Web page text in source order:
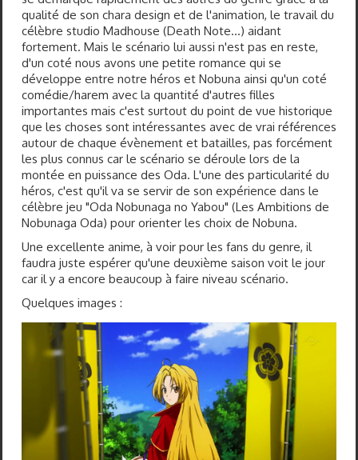
qualité de son chara design et de l'animation, le travail du
célèbre studio Madhouse (Death Note...) aidant
fortement. Mais le scénario lui aussi n'est pas en reste,
d'un coté nous avons une petite romance qui se
développe entre notre héros et Nobuna ainsi qu'un coté
comédie/harem avec la quantité d'autres filles
importantes mais c'est surtout du point de vue historique
que les choses sont intéressantes avec de vrai références
autour de chaque évènement et batailles, pas forcément
les plus connus car le scénario se déroule lors de la
montée en puissance des Oda. L'une des particularité du
héros, c'est qu'il va se servir de son expérience dans le
célèbre jeu "Oda Nobunaga no Yabou" (Les Ambitions de
Nobunaga Oda) pour orienter les choix de Nobuna.
Une excellente anime, à voir pour les fans du genre, il
faudra juste espérer qu'une deuxième saison voit le jour
car il y a encore beaucoup à faire niveau scénario.
Quelques images :